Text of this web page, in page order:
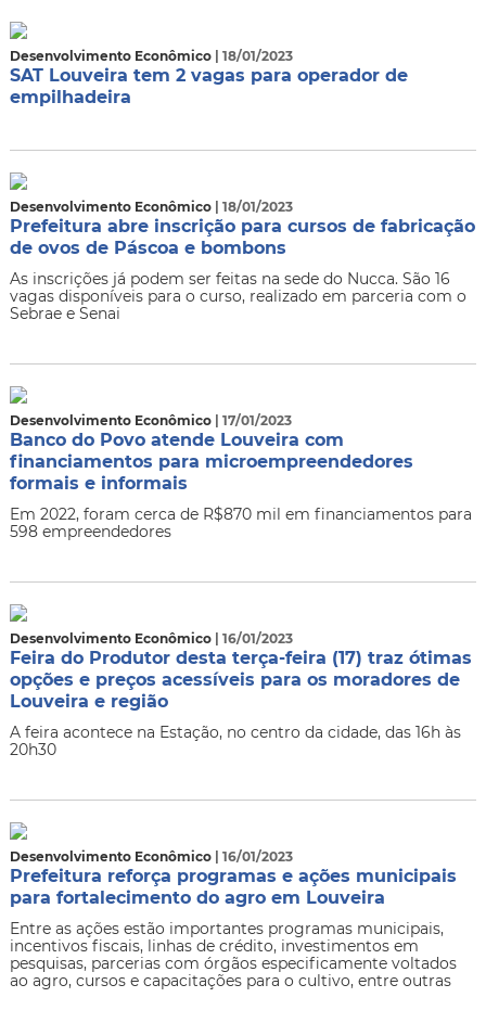
Desenvolvimento Econômico | 18/01/2023
SAT Louveira tem 2 vagas para operador de
empilhadeira
Desenvolvimento Econômico | 18/01/2023
Prefeitura abre inscrição para cursos de fabricação
de ovos de Páscoa e bombons
As inscrições já podem ser feitas na sede do Nucca. São 16
vagas disponíveis para o curso, realizado em parceria com o
Sebrae e Senai
Desenvolvimento Econômico | 17/01/2023
Banco do Povo atende Louveira com
financiamentos para microempreendedores
formais e informais
Em 2022, foram cerca de R$870 mil em financiamentos para
598 empreendedores
Desenvolvimento Econômico | 16/01/2023
Feira do Produtor desta terça-feira (17) traz ótimas
opções e preços acessíveis para os moradores de
Louveira e região
A feira acontece na Estação, no centro da cidade, das 16h às
20h30
Desenvolvimento Econômico | 16/01/2023
Prefeitura reforça programas e ações municipais
para fortalecimento do agro em Louveira
Entre as ações estão importantes programas municipais,
incentivos fiscais, linhas de crédito, investimentos em
pesquisas, parcerias com órgãos especificamente voltados
ao agro, cursos e capacitações para o cultivo, entre outras